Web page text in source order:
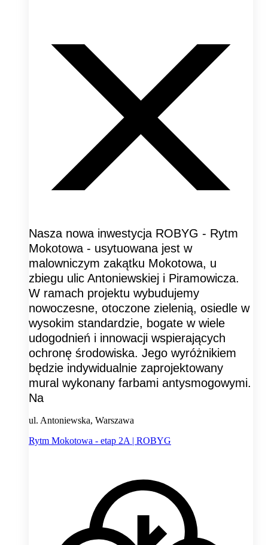
Nasza nowa inwestycja ROBYG - Rytm
Mokotowa - usytuowana jest w
malowniczym zakątku Mokotowa, u
zbiegu ulic Antoniewskiej i Piramowicza.
W ramach projektu wybudujemy
nowoczesne, otoczone zielenią, osiedle w
wysokim standardzie, bogate w wiele
udogodnień i innowacji wspierających
ochronę środowiska. Jego wyróżnikiem
będzie indywidualnie zaprojektowany
mural wykonany farbami antysmogowymi.
Na
ul. Antoniewska, Warszawa
Rytm Mokotowa - etap 2A | ROBYG